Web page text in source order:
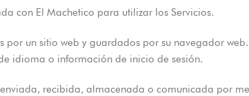
con El Machetico para utilizar los Servicios.
un sitio web y guardados por su navegador
idioma o información de inicio de sesión.
recibida, almacenada o comunicada por